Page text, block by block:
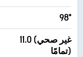
98°
11.0 (غير صحي
تمامًا)